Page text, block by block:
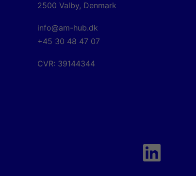
2500 Valby, Denmark
info@am-hub.dk
+45 30 48 47 07
CVR: 39144344